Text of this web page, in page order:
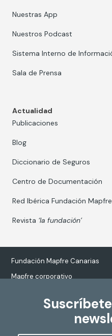
Nuestras App
Nuestros Podcast
Sistema Interno de
Sala de Prensa
Actualidad
Publicaciones
Blog
Diccionario de Seguros
Centro de Documentación
Red Ibérica Fundación Mapfre
Revista ‘la fundación’
Fundación Mapfre Canarias
Mapfre corporativo
Tratamiento de datos